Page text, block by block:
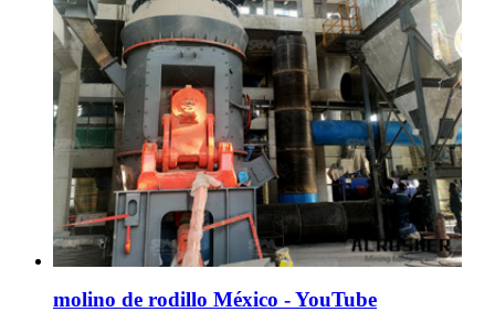
molino de rodillo México - YouTube